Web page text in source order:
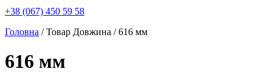
+38 (067) 450 59 58
Головна /Товар Довжина /616 мм
616 мм